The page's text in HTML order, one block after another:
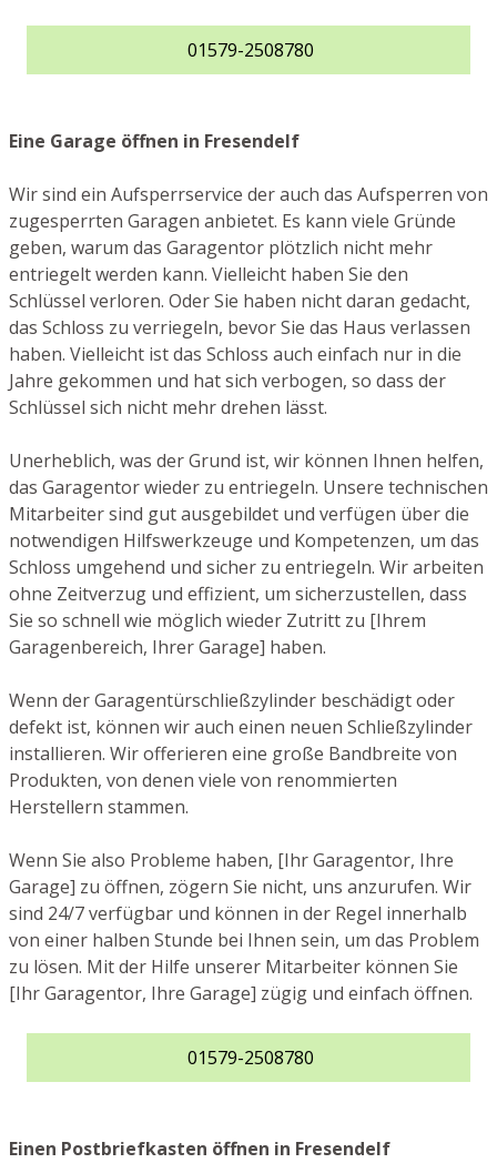
01579-2508780
Eine Garage öffnen in Fresendelf
Wir sind ein Aufsperrservice der auch das Aufsperren von
zugesperrten Garagen anbietet. Es kann viele Gründe
geben, warum das Garagentor plötzlich nicht mehr
entriegelt werden kann. Vielleicht haben Sie den
Schlüssel verloren. Oder Sie haben nicht daran gedacht,
das Schloss zu verriegeln, bevor Sie das Haus verlassen
haben. Vielleicht ist das Schloss auch einfach nur in die
Jahre gekommen und hat sich verbogen, so dass der
Schlüssel sich nicht mehr drehen lässt.
Unerheblich, was der Grund ist, wir können Ihnen helfen,
das Garagentor wieder zu entriegeln. Unsere technischen
Mitarbeiter sind gut ausgebildet und verfügen über die
notwendigen Hilfswerkzeuge und Kompetenzen, um das
Schloss umgehend und sicher zu entriegeln. Wir arbeiten
ohne Zeitverzug und effizient, um sicherzustellen, dass
Sie so schnell wie möglich wieder Zutritt zu [Ihrem
Garagenbereich, Ihrer Garage] haben.
Wenn der Garagentürschließzylinder beschädigt oder
defekt ist, können wir auch einen neuen Schließzylinder
installieren. Wir offerieren eine große Bandbreite von
Produkten, von denen viele von renommierten
Herstellern stammen.
Wenn Sie also Probleme haben, [Ihr Garagentor, Ihre
Garage] zu öffnen, zögern Sie nicht, uns anzurufen. Wir
sind 24/7 verfügbar und können in der Regel innerhalb
von einer halben Stunde bei Ihnen sein, um das Problem
zu lösen. Mit der Hilfe unserer Mitarbeiter können Sie
[Ihr Garagentor, Ihre Garage] zügig und einfach öffnen.
01579-2508780
Einen Postbriefkasten öffnen in Fresendelf